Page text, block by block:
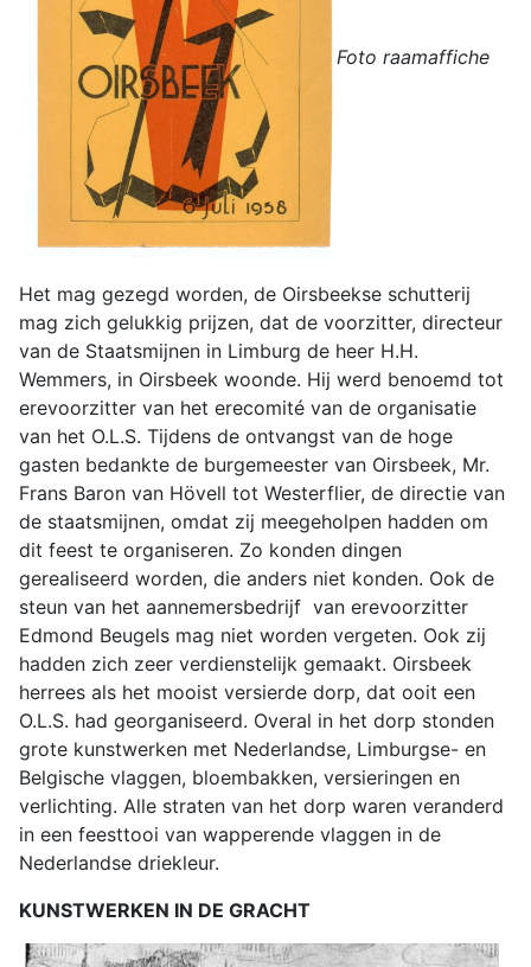
Foto raamaffiche
Het mag gezegd worden, de Oirsbeekse schutterij
mag zich gelukkig prijzen, dat de voorzitter, directeur
van de Staatsmijnen in Limburg de heer H.H.
Wemmers, in Oirsbeek woonde. Hij werd benoemd tot
erevoorzitter van het erecomité van de organisatie
van het O.L.S. Tijdens de ontvangst van de hoge
gasten bedankte de burgemeester van Oirsbeek, Mr.
Frans Baron van Hövell tot Westerflier, de directie van
de staatsmijnen, omdat zij meegeholpen hadden om
dit feest te organiseren. Zo konden dingen
gerealiseerd worden, die anders niet konden. Ook de
steun van het aannemersbedrijf van erevoorzitter
Edmond Beugels mag niet worden vergeten. Ook zij
hadden zich zeer verdienstelijk gemaakt. Oirsbeek
herrees als het mooist versierde dorp, dat ooit een
O.L.S. had georganiseerd. Overal in het dorp stonden
grote kunstwerken met Nederlandse, Limburgse- en
Belgische vlaggen, bloembakken, versieringen en
verlichting. Alle straten van het dorp waren veranderd
in een feesttooi van wapperende vlaggen in de
Nederlandse driekleur.
KUNSTWERKEN IN DE GRACHT